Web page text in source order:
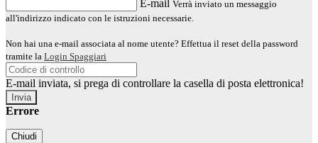
E-mail Verrà inviato un messaggio
all'indirizzo indicato con le istruzioni necessarie.
Non hai una e-mail associata al nome utente? Effettua il reset della password
tramite la Login Spaggiari
E-mail inviata, si prega di controllare la casella di posta elettronica!
Errore
Chiudi